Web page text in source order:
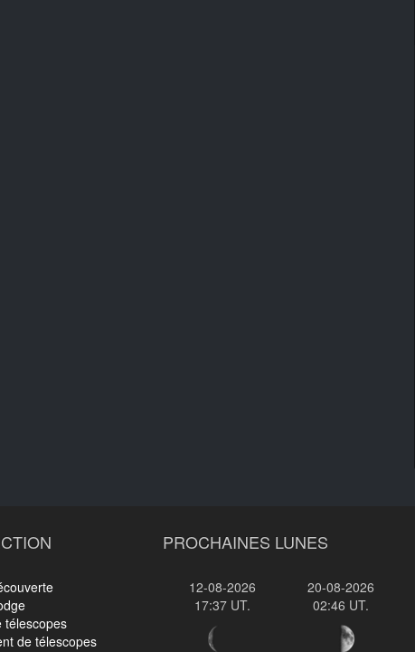
télescopes
de télescopes
PROCHAINES LUNES
12-08-2026
17:37 UT.
20-08-2026
02:46 UT.